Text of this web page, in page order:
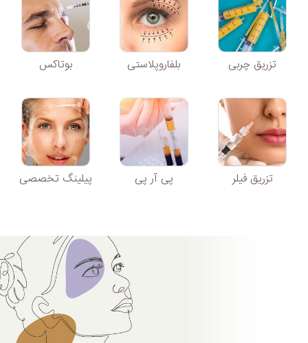
تزریق چربی بلفاروپلاستی بوتاکس
تزریق فیلر پی آر پی پیلینگ تخصصی